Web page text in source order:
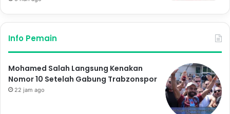
Info Pemain
Mohamed Salah Langsung Kenakan
Nomor 10 Setelah Gabung Trabzonspor
22 jam ago